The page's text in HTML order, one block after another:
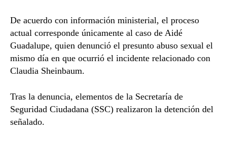
De acuerdo con información ministerial, el proceso
actual corresponde únicamente al caso de Aidé
Guadalupe, quien denunció el presunto abuso sexual el
mismo día en que ocurrió el incidente relacionado con
Claudia Sheinbaum.
Tras la denuncia, elementos de la Secretaría de
Seguridad Ciudadana (SSC) realizaron la detención del
señalado.